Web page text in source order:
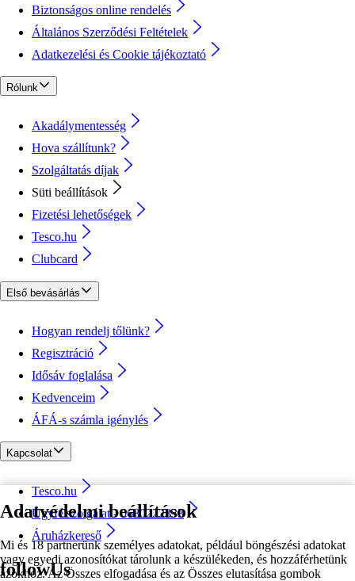
Adatvédelmi beállítások
Mi és 18 partnerünk személyes adatokat, például böngészési adatokat
vagy egyedi azonosítókat tárolunk a készülékeden, és hozzáférhetünk
azokhoz. Az Összes elfogadása és az Összes elutasítása gombok
Biztonságos online rendelés
Általános Szerződési Feltételek
Adatkezelési és Cookie tájékoztató
Rólunk
Akadálymentesség
Hova szállítunk?
Szolgáltatás díjak
Süti beállítások
Fizetési lehetőségek
Tesco.hu
Clubcard
Első bevásárlás
Hogyan rendelj tőlünk?
Regisztráció
Idősáv foglalása
Kedvenceim
ÁFÁ-s számla igénylés
Kapcsolat
Tesco.hu
Ügyfélszolgálat - 0680222333
Áruházkereső
followUs